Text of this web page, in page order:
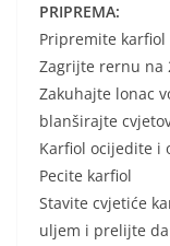
PRIPREMA:
Pripremite karfiol
Zagrijte rernu na
Zakuhajte lonac
blanširajte
Karfiol ocijedite i
Pecite karfiol
Stavite cvjetiće
uljem i prelijte